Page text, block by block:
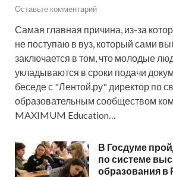
Оставьте комментарий
Самая главная причина, из-за
не поступаю в вуз, который сами
заключается в том, что молодые
укладываются в сроки подачи
беседе с "Лентой.ру" директор по
образовательным сообществом
MAXIMUM Education…
В Госдуме
по системе
образования в